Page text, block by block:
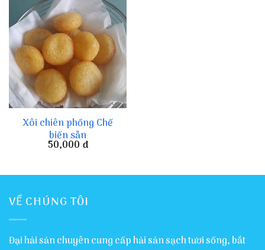
Xôi chiên phồng Chế
biến sẵn
50,000 đ
VỀ CHÚNG TÔI
Đại hải sản chuyên cung cấp hải sản sạch tươi sống, bắt